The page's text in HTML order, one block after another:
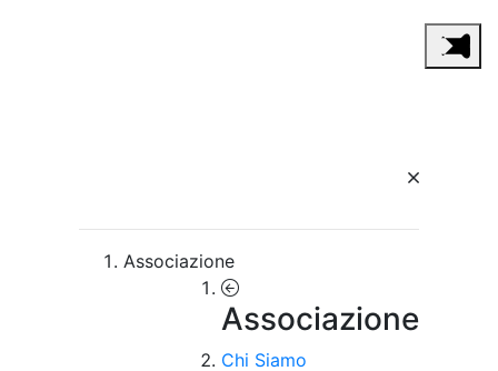
Associazione
Associazione
Chi Siamo